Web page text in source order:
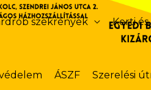
szekrények Kerti
ÁSZF Szerelési